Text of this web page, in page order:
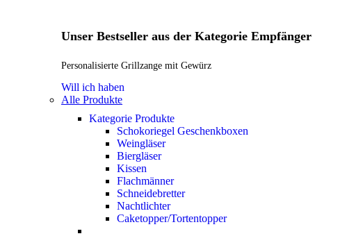
Unser Bestseller aus der Kategorie Empfänger
Personalisierte Grillzange mit Gewürz
Will ich haben
Alle Produkte
Kategorie Produkte
Schokoriegel Geschenkboxen
Weingläser
Biergläser
Kissen
Flachmänner
Schneidebretter
Nachtlichter
Caketopper/Tortentopper